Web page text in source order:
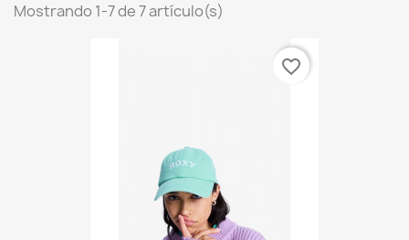
Mostrando 1-7 de 7 artículo(s)
favorite_border